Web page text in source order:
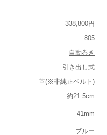
338,800円
805
自動巻き
引き出し式
革(※非純正ベルト)
約21.5cm
41mm
ブルー